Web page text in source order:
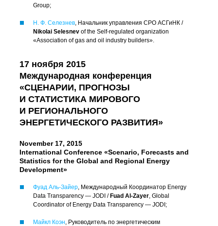
Group;
Н. Ф. Селезнев, Начальник управления СРО АСГиНК /
Nikolai Selesnev of the Self-regulated organization
«Association of gas and oil industry builders».
17 ноября 2015
Международная конференция
«СЦЕНАРИИ, ПРОГНОЗЫ
И СТАТИСТИКА МИРОВОГО
И РЕГИОНАЛЬНОГО
ЭНЕРГЕТИЧЕСКОГО РАЗВИТИЯ»
November 17, 2015
International Conference «Scenario, Forecasts and
Statistics for the Global and Regional Energy
Development»
Фуад Аль-Зайер, Международный Координатор Energy
Data Transparency — JODI / Fuad Al-Zayer, Global
Coordinator of Energy Data Transparency — JODI;
Майкл Коэн, Руководитель по энергетическим